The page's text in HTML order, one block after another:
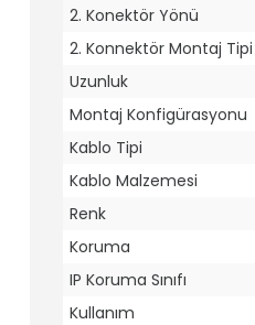
2. Konektör Yönü
2. Konnektör Montaj Tipi
Uzunluk
Montaj Konfigürasyonu
Kablo Tipi
Kablo Malzemesi
Renk
Koruma
IP Koruma Sınıfı
Kullanım